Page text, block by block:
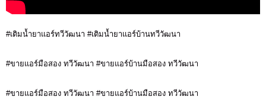
#เติมน้ำยาแอร์ทวีวัฒนา #เติมน้ำยาแอร์บ้านทวีวัฒนา
#ขายแอร์มือสอง ทวีวัฒนา #ขายแอร์บ้านมือสอง ทวีวัฒนา
#ขายแอร์มือสอง ทวีวัฒนา #ขายแอร์บ้านมือสอง ทวีวัฒนา